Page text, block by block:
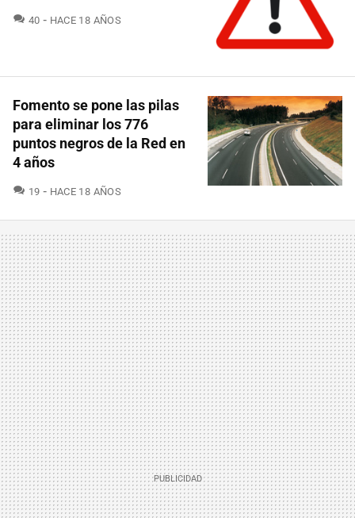
40 COMENTARIOS
HACE 18 AÑOS
Fomento se pone las pilas
para eliminar los 776
puntos negros de la Red en
4 años
19 COMENTARIOS
HACE 18 AÑOS